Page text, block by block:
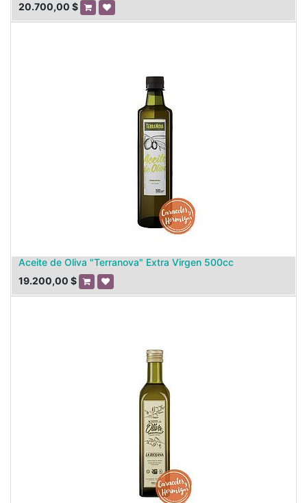
20.700,00 $
Aceite de Oliva "Terranova" Extra Virgen 500cc
19.200,00 $